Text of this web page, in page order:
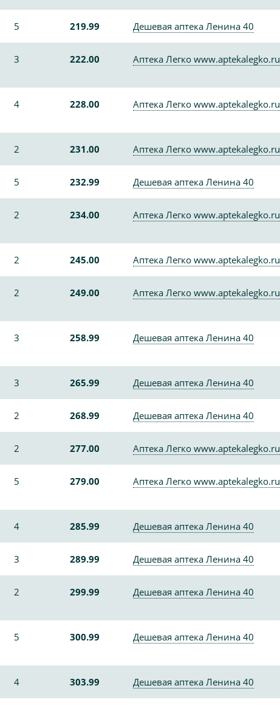
5 219.99 Дешевая аптека Ленина 40
3 222.00 Аптека Легко www.aptekalegko.ru
4 228.00 Аптека Легко www.aptekalegko.ru
2 231.00 Аптека Легко www.aptekalegko.ru
5 232.99 Дешевая аптека Ленина 40
2 234.00 Аптека Легко www.aptekalegko.ru
2 245.00 Аптека Легко www.aptekalegko.ru
2 249.00 Аптека Легко www.aptekalegko.ru
3 258.99 Дешевая аптека Ленина 40
3 265.99 Дешевая аптека Ленина 40
2 268.99 Дешевая аптека Ленина 40
2 277.00 Аптека Легко www.aptekalegko.ru
5 279.00 Аптека Легко www.aptekalegko.ru
4 285.99 Дешевая аптека Ленина 40
3 289.99 Дешевая аптека Ленина 40
2 299.99 Дешевая аптека Ленина 40
5 300.99 Дешевая аптека Ленина 40
4 303.99 Дешевая аптека Ленина 40